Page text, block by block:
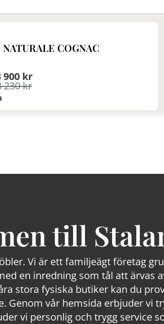
COGNAC
900 kr
230 kr
till
Vi är ett familjeägt företag
en inredning som tål att ärvas
stora fysiska butiker kan du
Genom vår hemsida erbjuder vi
vi personlig och trygg service